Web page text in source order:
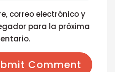
correo electrónico y
para la próxima
Comment